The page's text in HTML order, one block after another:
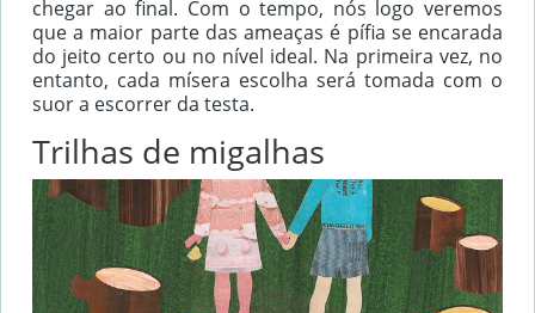
chegar ao final. Com o tempo, nós logo veremos
que a maior parte das ameaças é pífia se encarada
do jeito certo ou no nível ideal. Na primeira vez, no
entanto, cada mísera escolha será tomada com o
suor a escorrer da testa.
Trilhas de migalhas